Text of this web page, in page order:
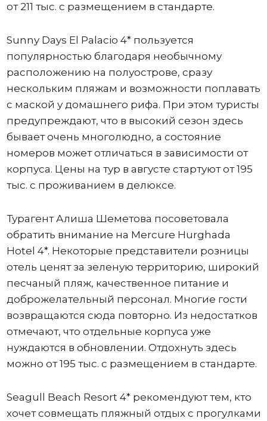
от 211 тыс. с размещением в стандарте.
Sunny Days El Palacio 4* пользуется
популярностью благодаря необычному
расположению на полуострове, сразу
нескольким пляжам и возможности поплавать
с маской у домашнего рифа. При этом туристы
предупреждают, что в высокий сезон здесь
бывает очень многолюдно, а состояние
номеров может отличаться в зависимости от
корпуса. Цены на тур в августе стартуют от 195
тыс. с проживанием в делюксе.
Турагент Алиша Шеметова посоветовала
обратить внимание на Mercure Hurghada
Hotel 4*. Некоторые представители розницы
отель ценят за зеленую территорию, широкий
песчаный пляж, качественное питание и
доброжелательный персонал. Многие гости
возвращаются сюда повторно. Из недостатков
отмечают, что отдельные корпуса уже
нуждаются в обновлении. Отдохнуть здесь
можно от 195 тыс. с размещением в стандарте.
Seagull Beach Resort 4* рекомендуют тем, кто
хочет совмещать пляжный отдых с прогулками